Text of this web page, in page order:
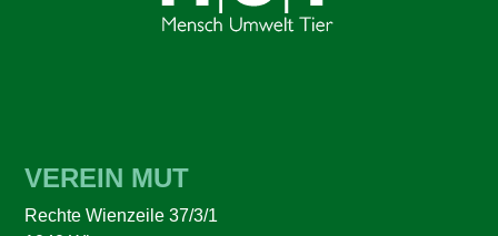
VEREIN MUT
Rechte Wienzeile 37/3/1